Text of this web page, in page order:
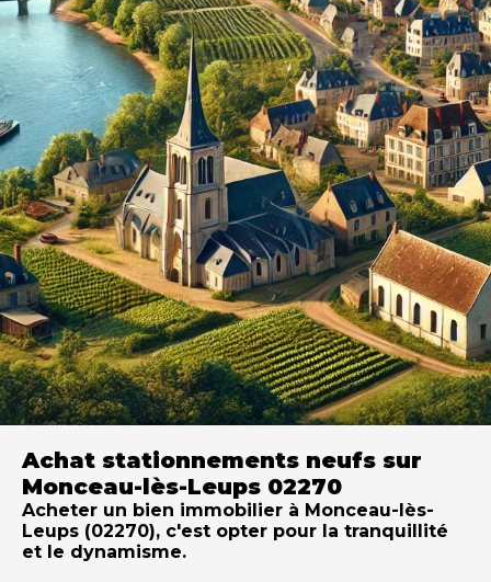
Achat stationnements neufs sur
Monceau-lès-Leups 02270
Acheter un bien immobilier à Monceau-lès-
Leups (02270), c'est opter pour la tranquillité
et le dynamisme.